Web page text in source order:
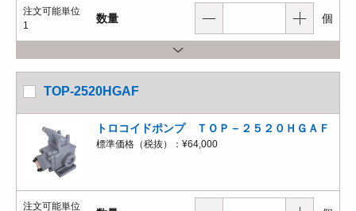
注文可能単位
1
数量 個
TOP-2520HGAF
トロコイドポンプ ＴＯＰ－２５２０ＨＧＡＦ
標準価格（税抜）： ¥64,000
注文可能単位